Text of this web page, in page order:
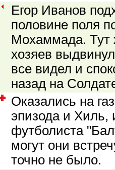
Егор Иванов
половине поля
Мохаммада. Тут
хозяев
все видел и
назад на
Оказались на
эпизода и Хиль,
футболиста
могут они
точно не было.